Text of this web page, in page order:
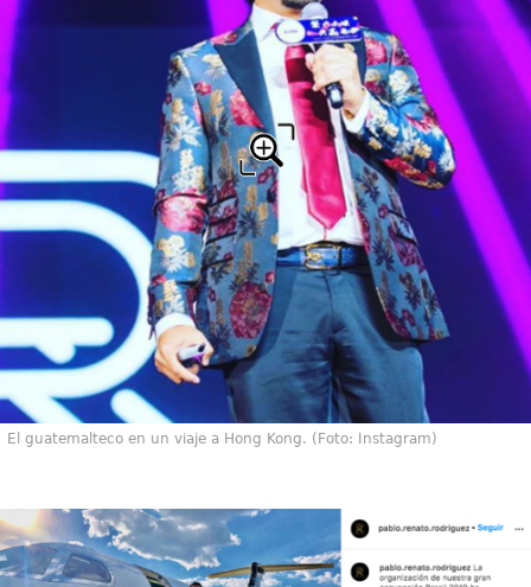
El guatemalteco en un viaje a Hong Kong. (Foto: Instagram)